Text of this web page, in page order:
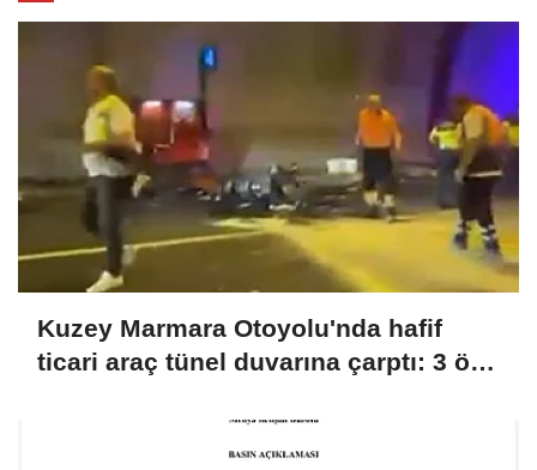
Kuzey Marmara Otoyolu'nda hafif
ticari araç tünel duvarına çarptı: 3 ölü,